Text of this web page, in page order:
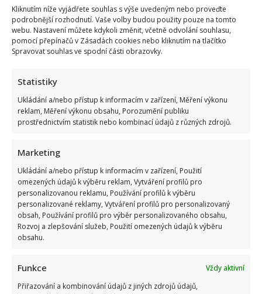
Kliknutím níže vyjádřete souhlas s výše uvedeným nebo proveďte
podrobnější rozhodnutí. Vaše volby budou použity pouze na tomto
webu. Nastavení můžete kdykoli změnit, včetně odvolání souhlasu,
pomocí přepínačů v Zásadách cookies nebo kliknutím na tlačítko
Spravovat souhlas ve spodní části obrazovky.
Statistiky
Ukládání a/nebo přístup k informacím v zařízení, Měření výkonu
reklam, Měření výkonu obsahu, Porozumění publiku
prostřednictvím statistik nebo kombinací údajů z různých zdrojů.
Marketing
Ukládání a/nebo přístup k informacím v zařízení, Použití
omezených údajů k výběru reklam, Vytváření profilů pro
personalizovanou reklamu, Používání profilů k výběru
personalizované reklamy, Vytváření profilů pro personalizovaný
obsah, Používání profilů pro výběr personalizovaného obsahu,
Rozvoj a zlepšování služeb, Použití omezených údajů k výběru
obsahu.
Funkce
Vždy aktivní
Přiřazování a kombinování údajů z jiných zdrojů údajů,